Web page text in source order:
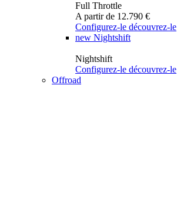
Full Throttle
A partir de 12.790 €
Configurez-le découvrez-le
new Nightshift
Nightshift
Configurez-le découvrez-le
Offroad